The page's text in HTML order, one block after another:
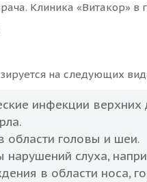
Клиника «Витакор»
на следующих
инфекции верхних
области головы и шеи.
слуха,
в области носа,